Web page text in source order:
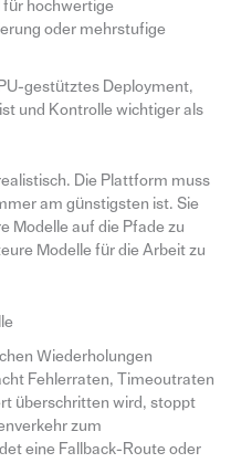
für hochwertige
oder mehrstufige
gestütztes Deployment,
und Kontrolle wichtiger als
Die Plattform muss
am günstigsten ist. Sie
Modelle auf die Pfade zu
Modelle für die Arbeit zu
Wiederholungen
Fehlerraten, Timeoutraten
überschritten wird, stoppt
zum
eine Fallback-Route oder